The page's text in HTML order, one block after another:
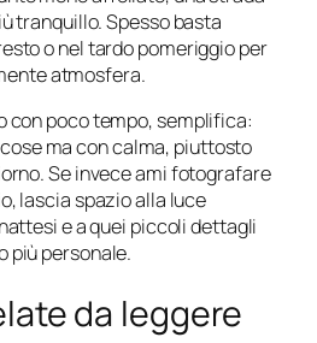
tranquillo. Spesso basta
o nel tardo pomeriggio per
atmosfera.
con poco tempo, semplifica:
ma con calma, piuttosto
Se invece ami fotografare
lascia spazio alla luce
e a quei piccoli dettagli
più personale.
da leggere